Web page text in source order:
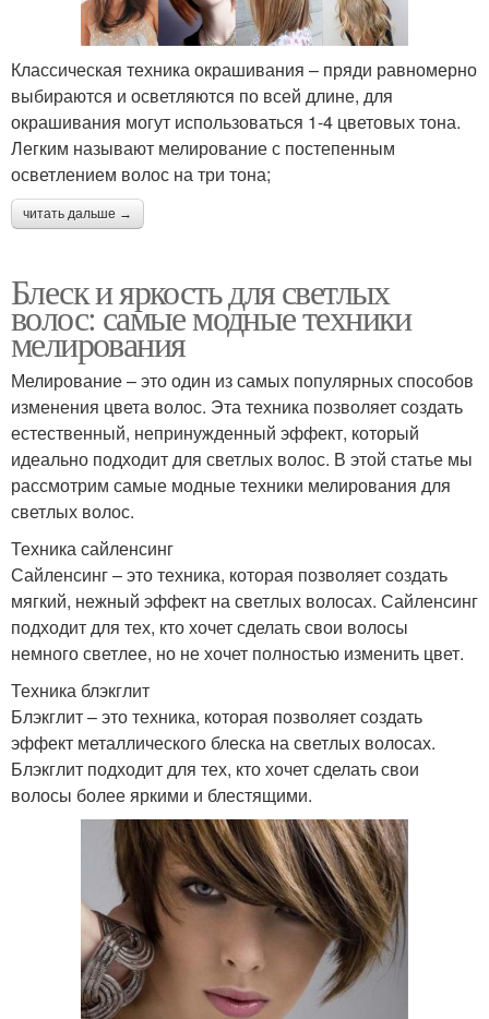
Классическая техника окрашивания – пряди равномерно
выбираются и осветляются по всей длине, для
окрашивания могут использоваться 1-4 цветовых тона.
Легким называют мелирование с постепенным
осветлением волос на три тона;
читать дальше →
Блеск и яркость для светлых
волос: самые модные техники
мелирования
Мелирование – это один из самых популярных способов
изменения цвета волос. Эта техника позволяет создать
естественный, непринужденный эффект, который
идеально подходит для светлых волос. В этой статье мы
рассмотрим самые модные техники мелирования для
светлых волос.
Техника сайленсинг
Сайленсинг – это техника, которая позволяет создать
мягкий, нежный эффект на светлых волосах. Сайленсинг
подходит для тех, кто хочет сделать свои волосы
немного светлее, но не хочет полностью изменить цвет.
Техника блэкглит
Блэкглит – это техника, которая позволяет создать
эффект металлического блеска на светлых волосах.
Блэкглит подходит для тех, кто хочет сделать свои
волосы более яркими и блестящими.